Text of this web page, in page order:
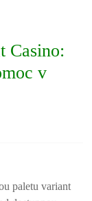
Casino:
v
paletu variant